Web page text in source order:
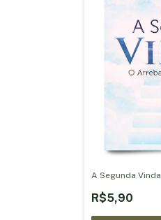
A Segunda Vinda
R$5,90